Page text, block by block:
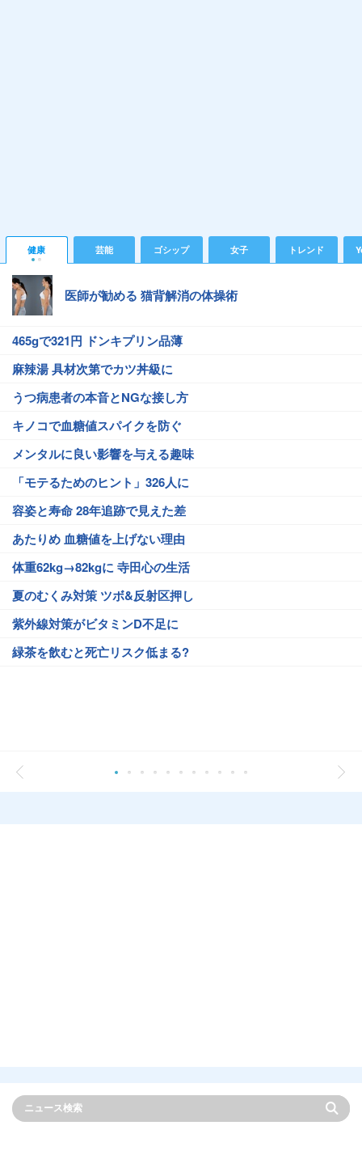
健康 芸能 ゴシップ 女子 トレンド
医師が勧める 猫背解消の体操術
465gで321円 ドンキプリン品薄
麻辣湯 具材次第でカツ丼級に
うつ病患者の本音とNGな接し方
キノコで血糖値スパイクを防ぐ
メンタルに良い影響を与える趣味
「モテるためのヒント」326人に
容姿と寿命 28年追跡で見えた差
あたりめ 血糖値を上げない理由
体重62kg→82kgに 寺田心の生活
夏のむくみ対策 ツボ&反射区押し
紫外線対策がビタミンD不足に
緑茶を飲むと死亡リスク低まる?